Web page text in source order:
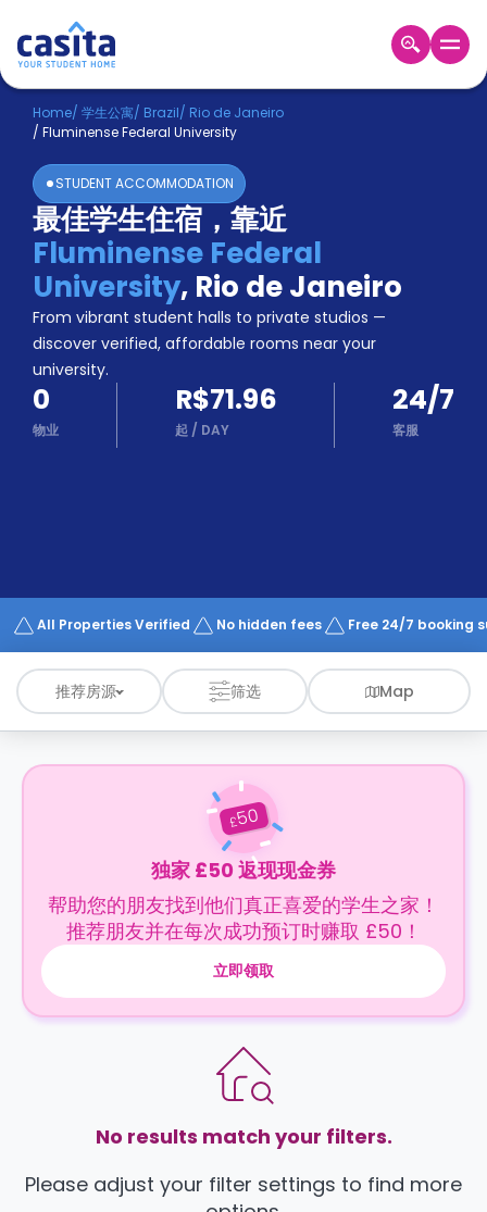
Home ZH BRL
登
入
Booking
Accommodation
About
us
Blog
Refer
And
Earn
Become
A
Partner
Help
Works
Home/ 学生公寓/ Brazil/ Rio de Janeiro
/ Fluminense Federal University
STUDENT ACCOMMODATION
最佳学生住宿，靠近
Fluminense Federal
University, Rio de Janeiro
From vibrant student halls to private studios —
discover verified, affordable rooms near your
university.
0
物业
R$71.96
起 / DAY
24/7
客服
All Properties Verified No hidden fees Free 24/7 booking
推荐房源 筛选 Map
£50
独家 £50 返现现金券
帮助您的朋友找到他们真正喜爱的学生之家！
推荐朋友并在每次成功预订时赚取 £50！
立即领取
No results match your filters.
Please adjust your filter settings to find more